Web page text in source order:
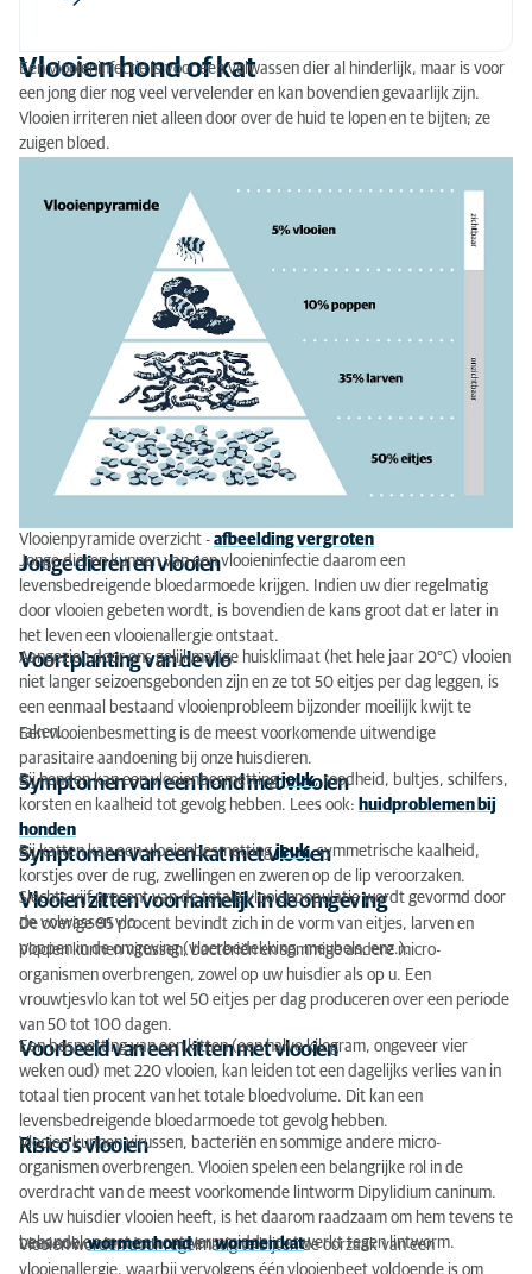
Vlooien hond of kat
Een vlooieninfectie is voor een volwassen dier al hinderlijk, maar is voor
een jong dier nog veel vervelender en kan bovendien gevaarlijk zijn.
Vlooien irriteren niet alleen door over de huid te lopen en te bijten; ze
zuigen bloed.
Vlooienpyramide overzicht - afbeelding vergroten
Jonge dieren en vlooien
Jonge dieren kunnen van een vlooieninfectie daarom een
levensbedreigende bloedarmoede krijgen. Indien uw dier regelmatig
door vlooien gebeten wordt, is bovendien de kans groot dat er later in
het leven een vlooienallergie ontstaat.
Voortplanting van de vlo
Aangezien door ons gelijkmatige huisklimaat (het hele jaar 20°C) vlooien
niet langer seizoensgebonden zijn en ze tot 50 eitjes per dag leggen, is
een eenmaal bestaand vlooienprobleem bijzonder moeilijk kwijt te
raken.
Een vlooienbesmetting is de meest voorkomende uitwendige
parasitaire aandoening bij onze huisdieren.
Symptomen van een hond met vlooien
Bij honden kan een vlooienbesmettingjeuk, roodheid, bultjes, schilfers,
korsten en kaalheid tot gevolg hebben. Lees ook: huidproblemen bij
honden
Symptomen van een kat met vlooien
Bij katten kan een vlooienbesmettingjeuk, symmetrische kaalheid,
korstjes over de rug, zwellingen en zweren op de lip veroorzaken.
Vlooien zitten voornamelijk in de omgeving
Slechts vijf procent van de totale vlooienpopulatie wordt gevormd door
de volwassen vlo.
De overige 95 procent bevindt zich in de vorm van eitjes, larven en
poppen in de omgeving (vloerbedekking, meubels, enz.).
Vlooien kunnen virussen, bacteriën en sommige andere micro-
organismen overbrengen, zowel op uw huisdier als op u. Een
vrouwtjesvlo kan tot wel 50 eitjes per dag produceren over een periode
van 50 tot 100 dagen.
Voorbeeld van een kitten met vlooien
Een besmetting van een kitten (een halve kilogram, ongeveer vier
weken oud) met 220 vlooien, kan leiden tot een dagelijks verlies van in
totaal tien procent van het totale bloedvolume. Dit kan een
levensbedreigende bloedarmoede tot gevolg hebben.
Risico's vlooien
Vlooien kunnen virussen, bacteriën en sommige andere micro-
organismen overbrengen. Vlooien spelen een belangrijke rol in de
overdracht van de meest voorkomende lintworm Dipylidium caninum.
Als uw huisdier vlooien heeft, is het daarom raadzaam om hem tevens te
behandelen met een ontwormmiddel dat werkt tegen lintworm.
Lees ook:wormen hondenwormen kat
Vlooien worden door regelmatig te bijten de oorzaak van een
vlooienallergie, waarbij vervolgens één vlooienbeet voldoende is om